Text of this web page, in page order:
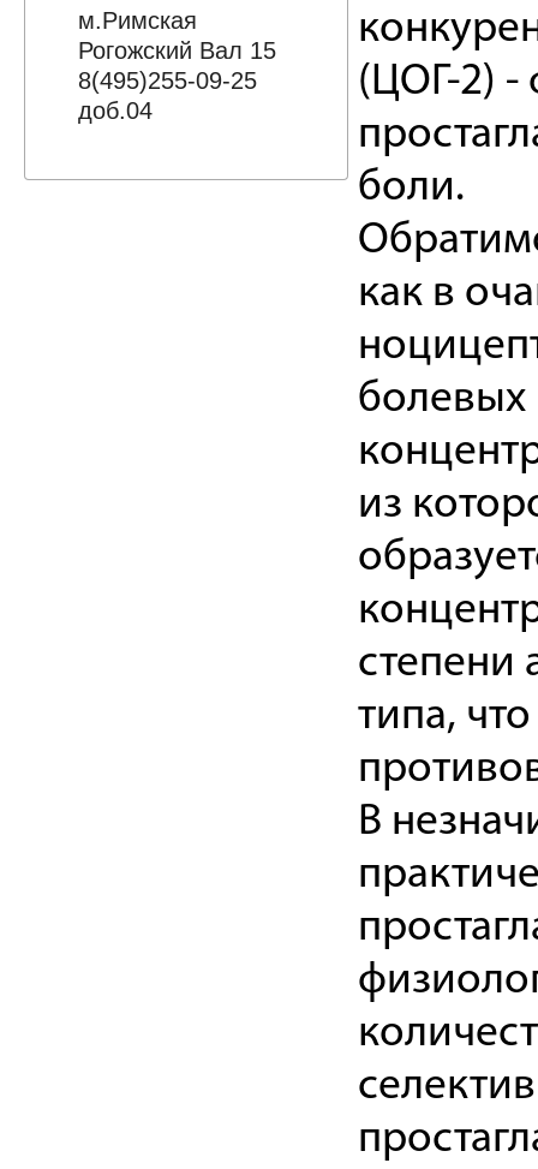
м.Римская
Рогожский Вал 15
8(495)255-09-25
доб.04
(ЦОГ-2) -
боли.
как в
болевых
из
степени
типа,
В